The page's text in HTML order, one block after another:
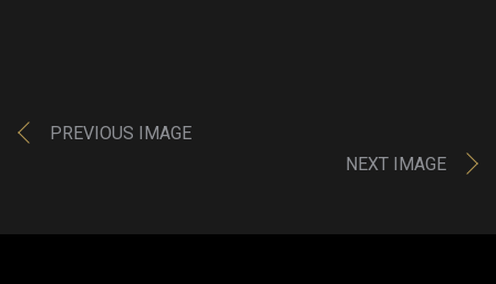
PREVIOUS IMAGE
NEXT IMAGE